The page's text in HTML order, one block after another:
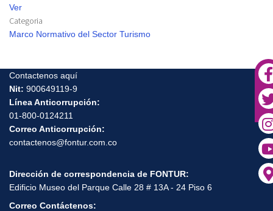
Ver
Categoria
Marco Normativo del Sector Turismo
Contactenos aquí
Nit: 900649119-9
Línea Anticorrupción:
01-800-0124211
Correo Anticorrupción:
contactenos@fontur.com.co
Dirección de correspondencia de FONTUR:
Edificio Museo del Parque Calle 28 # 13A - 24 Piso 6
Correo Contáctenos: